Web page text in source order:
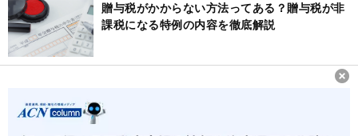
贈与税がかからない方法ってある？贈与税が非
課税になる特例の内容を徹底解説